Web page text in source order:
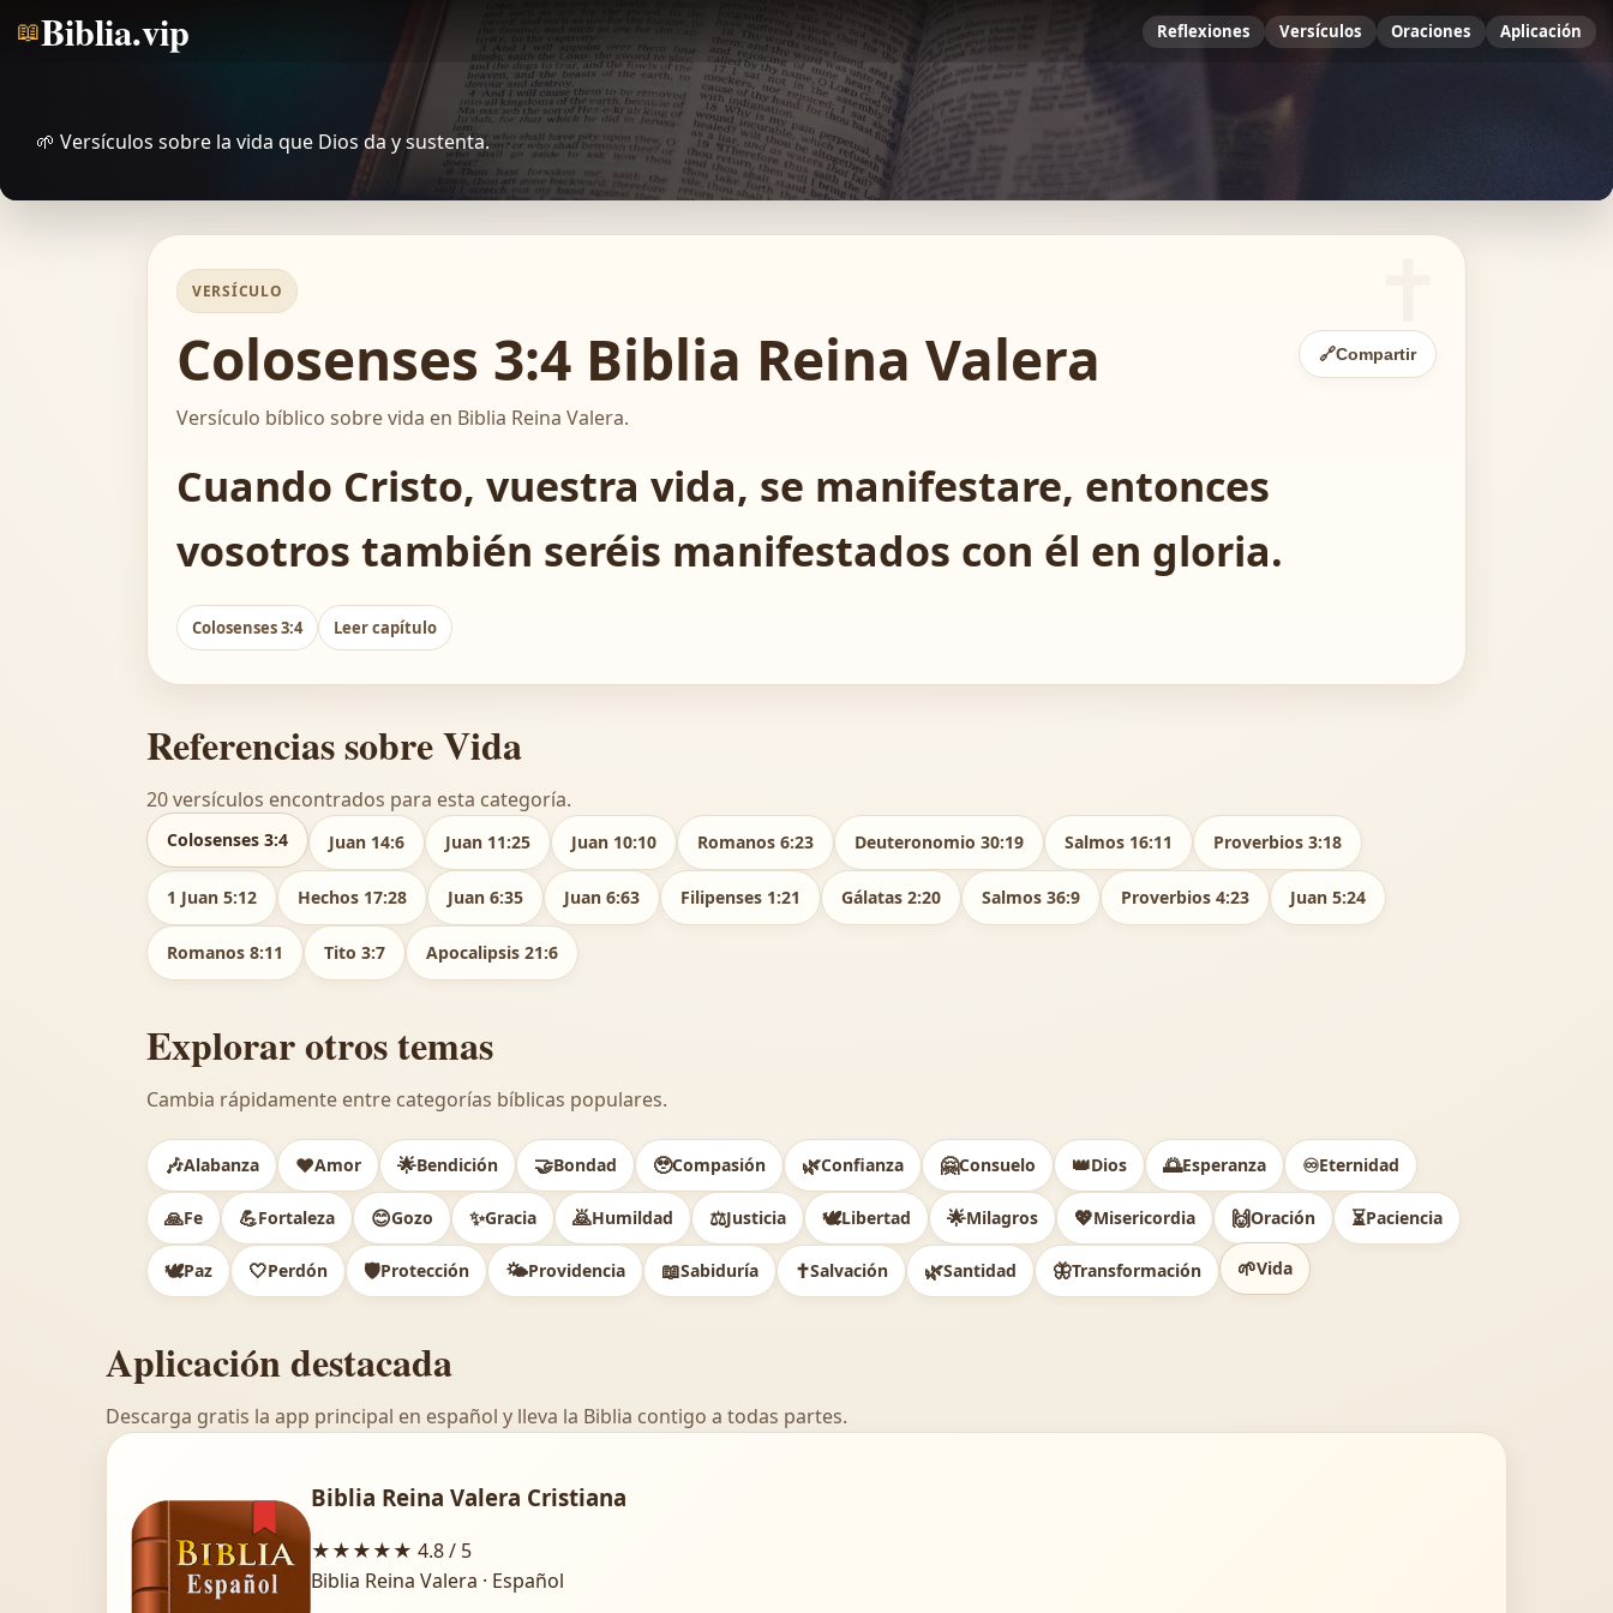
📖Biblia.vip Reflexiones Versículos Oraciones Aplicación
🌱 Versículos sobre la vida que Dios da y sustenta.
VERSÍCULO
Colosenses 3:4 Biblia Reina Valera 🔗Compartir
Versículo bíblico sobre vida en Biblia Reina Valera.
Cuando Cristo, vuestra vida, se manifestare, entonces
vosotros también seréis manifestados con él en gloria.
Colosenses 3:4 Leer capítulo
Referencias sobre Vida
20 versículos encontrados para esta categoría.
Colosenses 3:4 Juan 14:6 Juan 11:25 Juan 10:10 Romanos 6:23 Deuteronomio 30:19 Salmos 16:11 Proverbios 3:18
1 Juan 5:12 Hechos 17:28 Juan 6:35 Juan 6:63 Filipenses 1:21 Gálatas 2:20 Salmos 36:9 Proverbios 4:23 Juan 5:24
Romanos 8:11 Tito 3:7 Apocalipsis 21:6
Explorar otros temas
Cambia rápidamente entre categorías bíblicas populares.
🎶Alabanza ❤️Amor 🌟Bendición 🤝Bondad 🥹Compasión 🌿Confianza 🤗Consuelo 👑Dios 🌅Esperanza ♾️Eternidad
🙏Fe 💪Fortaleza 😊Gozo ✨Gracia 🙇Humildad ⚖️Justicia 🕊Libertad 🌟Milagros 💖Misericordia 🙌Oración ⏳Paciencia
🕊️Paz 🤍Perdón 🛡️Protección 🌤️Providencia 📖Sabiduría ✝️Salvación 🌿Santidad 🦋Transformación 🌱Vida
Aplicación destacada
Descarga gratis la app principal en español y lleva la Biblia contigo a todas partes.
Biblia Reina Valera Cristiana
★★★★★ 4.8 / 5
Biblia Reina Valera · Español